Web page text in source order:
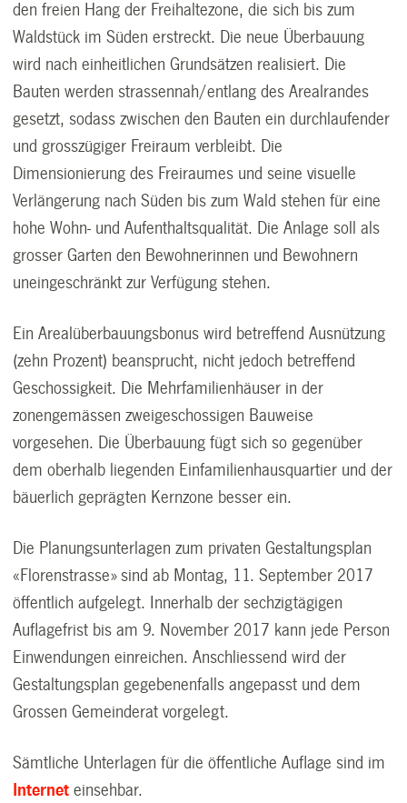
den freien Hang der Freihaltezone, die sich bis zum
Waldstück im Süden erstreckt. Die neue Überbauung
wird nach einheitlichen Grundsätzen realisiert. Die
Bauten werden strassennah/entlang des Arealrandes
gesetzt, sodass zwischen den Bauten ein durchlaufender
und grosszügiger Freiraum verbleibt. Die
Dimensionierung des Freiraumes und seine visuelle
Verlängerung nach Süden bis zum Wald stehen für eine
hohe Wohn- und Aufenthaltsqualität. Die Anlage soll als
grosser Garten den Bewohnerinnen und Bewohnern
uneingeschränkt zur Verfügung stehen.
Ein Arealüberbauungsbonus wird betreffend Ausnützung
(zehn Prozent) beansprucht, nicht jedoch betreffend
Geschossigkeit. Die Mehrfamilienhäuser in der
zonengemässen zweigeschossigen Bauweise
vorgesehen. Die Überbauung fügt sich so gegenüber
dem oberhalb liegenden Einfamilienhausquartier und der
bäuerlich geprägten Kernzone besser ein.
Die Planungsunterlagen zum privaten Gestaltungsplan
«Florenstrasse» sind ab Montag, 11. September 2017
öffentlich aufgelegt. Innerhalb der sechzigtägigen
Auflagefrist bis am 9. November 2017 kann jede Person
Einwendungen einreichen. Anschliessend wird der
Gestaltungsplan gegebenenfalls angepasst und dem
Grossen Gemeinderat vorgelegt.
Sämtliche Unterlagen für die öffentliche Auflage sind im
Internet einsehbar.